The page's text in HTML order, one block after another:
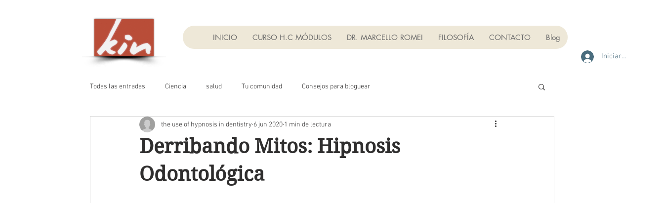
INICIO CURSO H.C MÓDULOS DR. MARCELLO ROMEI FILOSOFÍA CONTACTO Blog
Iniciar sesión
Todas las entradas Ciencia salud Tu comunidad Consejos para bloguear
Derribando Mitos: Hipnosis
Odontológica
the use of hypnosis in dentistry 6 jun 2020 1 min de lectura